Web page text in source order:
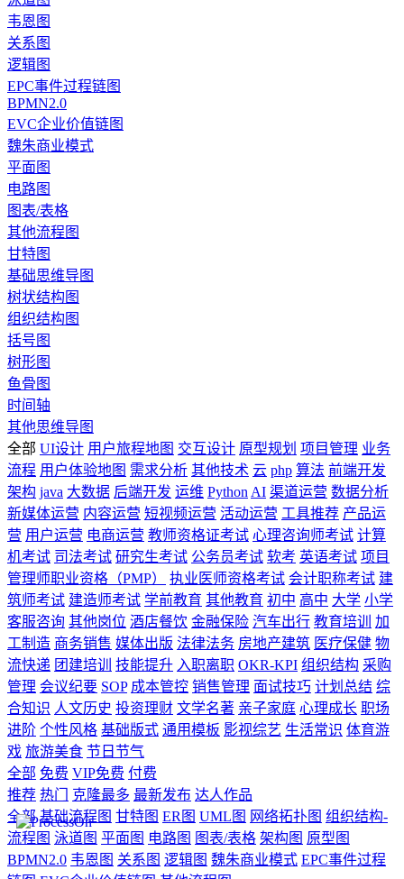
韦恩图
关系图
逻辑图
EPC事件过程链图
BPMN2.0
EVC企业价值链图
魏朱商业模式
平面图
电路图
图表/表格
其他流程图
甘特图
基础思维导图
树状结构图
组织结构图
括号图
树形图
鱼骨图
时间轴
其他思维导图
全部 UI设计 用户旅程地图 交互设计 原型规划 项目管理 业务
流程 用户体验地图 需求分析 其他技术 云 php 算法 前端开发
架构 java 大数据 后端开发 运维 Python AI 渠道运营 数据分析
新媒体运营 内容运营 短视频运营 活动运营 工具推荐 产品运
营 用户运营 电商运营 教师资格证考试 心理咨询师考试 计算
机考试 司法考试 研究生考试 公务员考试 软考 英语考试 项目
管理师职业资格（PMP）
执业医师资格考试 会计职称考试 建
筑师考试 建造师考试 学前教育 其他教育 初中 高中 大学 小学
客服咨询 其他岗位 酒店餐饮 金融保险 汽车出行 教育培训
加
工制造 商务销售 媒体出版 法律法务 房地产建筑 医疗保健 物
流快递 团建培训 技能提升 入职离职 OKR-KPI 组织结构 采购
管理 会议纪要 SOP 成本管控 销售管理 面试技巧 计划总结 综
合知识 人文历史 投资理财 文学名著 亲子家庭 心理成长 职场
进阶 个性风格 基础版式 通用模板 影视综艺 生活常识 体育游
戏 旅游美食 节日节气
全部 免费 VIP免费 付费
推荐 热门 克隆最多 最新发布 达人作品
全部 基础流程图 甘特图 ER图 UML图 网络拓扑图 组织结构-
流程图 泳道图 平面图 电路图 图表/表格 架构图 原型图
BPMN2.0 韦恩图 关系图 逻辑图 魏朱商业模式 EPC事件过程